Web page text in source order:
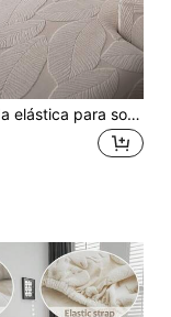
1 pieza Funda elástica para sofá de todas las estaciones, funda de cojín de sofá de tela gruesa con cobertura completa antideslizante, funda de sofá de estilo fresco, lavable a máquina, a prueba de polvo, resistente a manchas, resistente a la decoloración, adecuada para sofá de esquina, sofá en forma de L y sofá de 1/2/3/4 plazas